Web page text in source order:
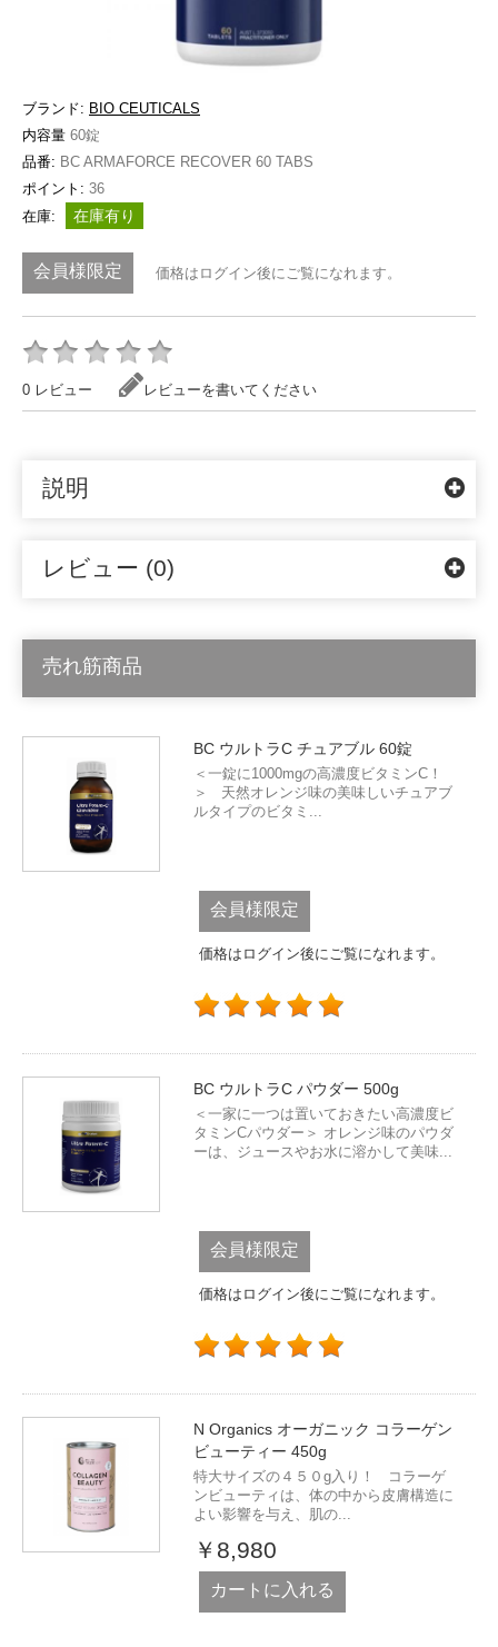
ブランド: BIO CEUTICALS
内容量 60錠
品番: BC ARMAFORCE RECOVER 60 TABS
ポイント: 36
在庫:
在庫有り
会員様限定 価格はログイン後にご覧になれます。
0 レビュー レビューを書いてください
説明
レビュー (0)
売れ筋商品
BC ウルトラC チュアブル 60錠
＜一錠に1000mgの高濃度ビタミンC！
＞ 天然オレンジ味の美味しいチュアブ
ルタイプのビタミ...
会員様限定
価格はログイン後にご覧になれます。
BC ウルトラC パウダー 500g
＜一家に一つは置いておきたい高濃度ビ
タミンCパウダー＞ オレンジ味のパウダ
ーは、ジュースやお水に溶かして美味...
会員様限定
価格はログイン後にご覧になれます。
N Organics オーガニック コラーゲン
ビューティー 450g
特大サイズの４５０g入り！ コラーゲ
ンビューティは、体の中から皮膚構造に
よい影響を与え、肌の...
￥8,980
カートに入れる